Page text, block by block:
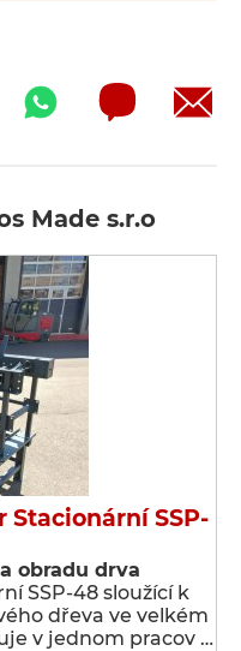
Made s.r.o
Stacionární SSP-
obradu drva
SSP-48 sloužící k
dřeva ve velkém
v jednom pracov …